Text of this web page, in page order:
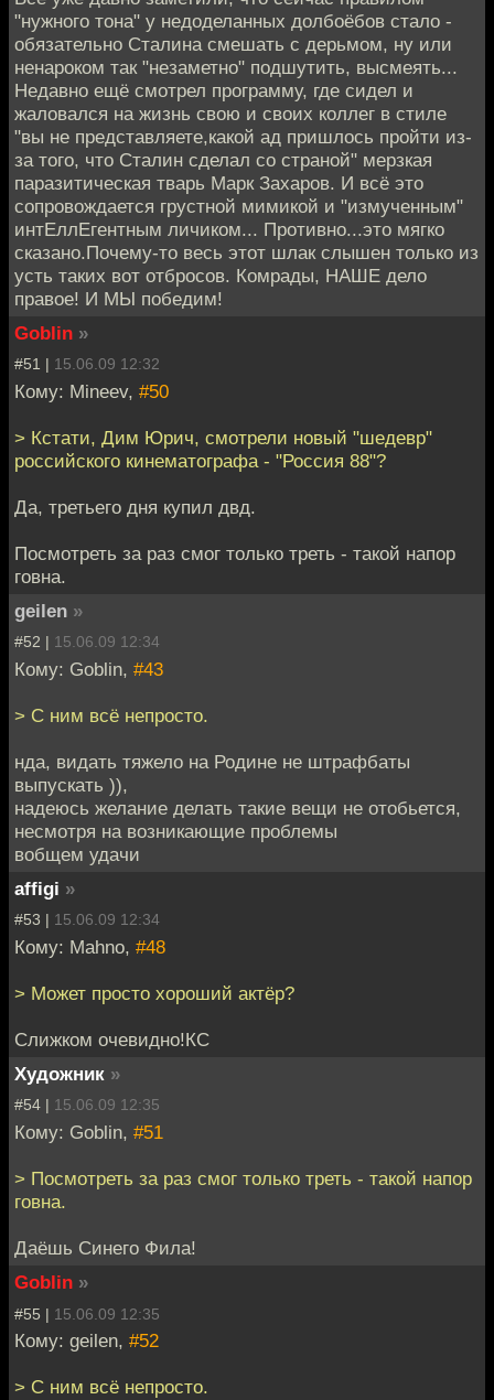
"нужного тона" у недоделанных долбоёбов стало -
обязательно Сталина смешать с дерьмом, ну или
ненароком так "незаметно" подшутить, высмеять...
Недавно ещё смотрел программу, где сидел и
жаловался на жизнь свою и своих коллег в стиле
"вы не представляете,какой ад пришлось пройти из-
за того, что Сталин сделал со страной" мерзкая
паразитическая тварь Марк Захаров. И всё это
сопровождается грустной мимикой и "измученным"
интЕллЕгентным личиком... Противно...это мягко
сказано.Почему-то весь этот шлак слышен только из
усть таких вот отбросов. Комрады, НАШЕ дело
правое! И МЫ победим!
Goblin »
#51 | 15.06.09 12:32
Кому: Mineev, #50
> Кстати, Дим Юрич, смотрели новый "шедевр"
российского кинематографа - "Россия 88"?
Да, третьего дня купил двд.
Посмотреть за раз смог только треть - такой напор
говна.
geilen »
#52 | 15.06.09 12:34
Кому: Goblin, #43
> С ним всё непросто.
нда, видать тяжело на Родине не штрафбаты
выпускать )),
надеюсь желание делать такие вещи не отобьется,
несмотря на возникающие проблемы
вобщем удачи
affigi »
#53 | 15.06.09 12:34
Кому: Mahno, #48
> Может просто хороший актёр?
Слижком очевидно!КС
Художник »
#54 | 15.06.09 12:35
Кому: Goblin, #51
> Посмотреть за раз смог только треть - такой напор
говна.
Даёшь Синего Фила!
Goblin »
#55 | 15.06.09 12:35
Кому: geilen, #52
> С ним всё непросто.